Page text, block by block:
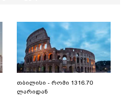
თბილისი - რომი 1316.70
ლარიდან